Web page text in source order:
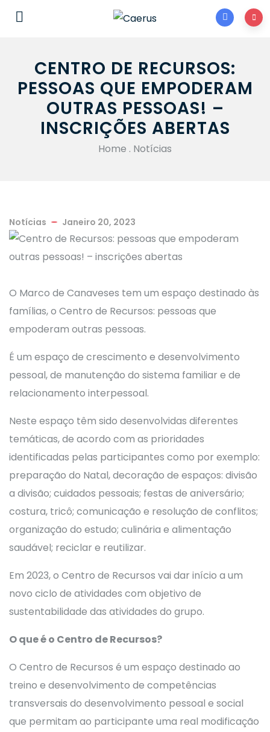
CENTRO DE RECURSOS:
PESSOAS QUE EMPODERAM
OUTRAS PESSOAS! –
INSCRIÇÕES ABERTAS
Home . Notícias
Notícias Janeiro 20, 2023
O Marco de Canaveses tem um espaço destinado às
famílias, o Centro de Recursos: pessoas que
empoderam outras pessoas.
É um espaço de crescimento e desenvolvimento
pessoal, de manutenção do sistema familiar e de
relacionamento interpessoal.
Neste espaço têm sido desenvolvidas diferentes
temáticas, de acordo com as prioridades
identificadas pelas participantes como por exemplo:
preparação do Natal, decoração de espaços: divisão
a divisão; cuidados pessoais; festas de aniversário;
costura, tricô; comunicação e resolução de conflitos;
organização do estudo; culinária e alimentação
saudável; reciclar e reutilizar.
Em 2023, o Centro de Recursos vai dar início a um
novo ciclo de atividades com objetivo de
sustentabilidade das atividades do grupo.
O que é o Centro de Recursos?
O Centro de Recursos é um espaço destinado ao
treino e desenvolvimento de competências
transversais do desenvolvimento pessoal e social
que permitam ao participante uma real modificação